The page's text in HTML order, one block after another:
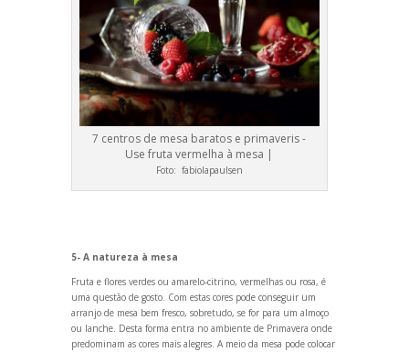
7 centros de mesa baratos e primaveris -
Use fruta vermelha à mesa |
Foto: fabiolapaulsen
5- A natureza à mesa
Fruta e flores verdes ou amarelo-citrino, vermelhas ou rosa, é
uma questão de gosto. Com estas cores pode conseguir um
arranjo de mesa bem fresco, sobretudo, se for para um almoço
ou lanche. Desta forma entra no ambiente de Primavera onde
predominam as cores mais alegres. A meio da mesa pode colocar